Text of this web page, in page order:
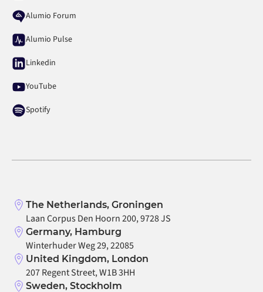
Alumio Forum
Alumio Pulse
Linkedin
YouTube
Spotify
The Netherlands, Groningen
Laan Corpus Den Hoorn 200, 9728 JS
Germany, Hamburg
Winterhuder Weg 29, 22085
United Kingdom, London
207 Regent Street, W1B 3HH
Sweden, Stockholm